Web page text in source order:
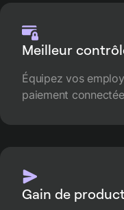
Meilleur
Équipez vos
paiement
Gain de